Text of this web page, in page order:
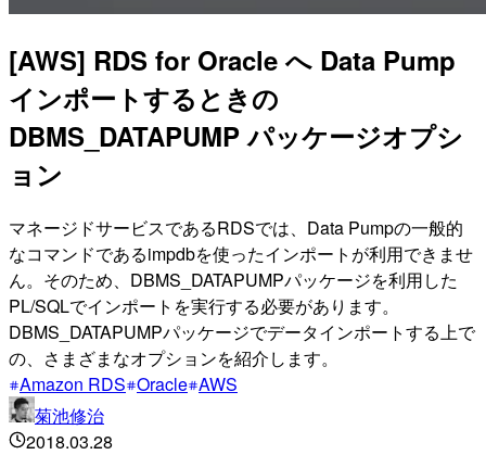
[AWS] RDS for Oracle へ Data Pump
インポートするときの
DBMS_DATAPUMP パッケージオプシ
ョン
マネージドサービスであるRDSでは、Data Pumpの一般的
なコマンドであるimpdbを使ったインポートが利用できませ
ん。そのため、DBMS_DATAPUMPパッケージを利用した
PL/SQLでインポートを実行する必要があります。
DBMS_DATAPUMPパッケージでデータインポートする上で
の、さまざまなオプションを紹介します。
Amazon RDS Oracle AWS
菊池修治
2018.03.28